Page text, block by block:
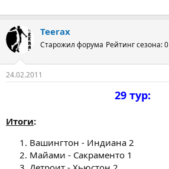
Teerax
Старожил форума Рейтинг сезона: 0
24.02.2011
29 тур:
Итоги:
Вашингтон - Индиана 2
Майами - Сакраменто 1